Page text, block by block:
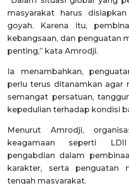
masyarakat harus
goyah. Karena itu,
kebangsaan, dan penguatan
penting,” kata Amrodji.
Ia menambahkan,
perlu terus ditanamkan agar
semangat persatuan,
kepedulian terhadap kondisi
Menurut Amrodji,
keagamaan seperti
pengabdian dalam
karakter, serta penguatan
tengah masyarakat.